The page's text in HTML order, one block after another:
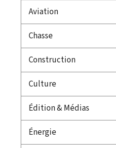
Aviation
Chasse
Construction
Culture
Édition & Médias
Énergie